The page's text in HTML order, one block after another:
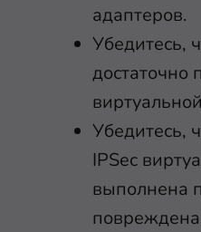
адаптеров.
Убедитесь,
достаточно
Убедитесь,
IPSec
выполнена